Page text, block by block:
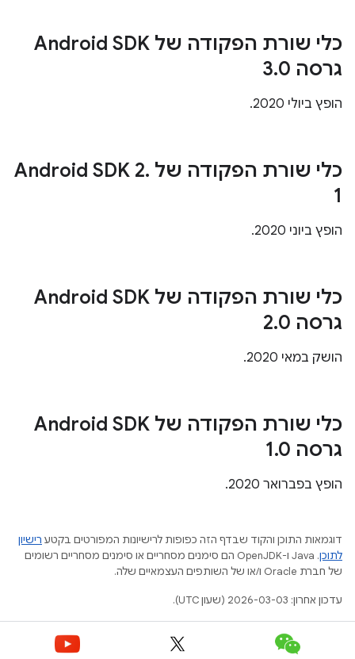
כלי שורת הפקודה של Android SDK
גרסה 3
.0
הופץ ביולי 2020.
כלי שורת הפקודה של Android SDK 2 .
1
הופץ ביוני 2020.
כלי שורת הפקודה של Android SDK
גרסה 2
.0
הושק במאי 2020.
כלי שורת הפקודה של Android SDK
גרסה 1
.0
הופץ בפברואר 2020.
דוגמאות התוכן והקוד שבדף הזה כפופות לרישיונות המפורטים בקטע רישיון
לתוכן
.‏ Java ו-OpenJDK הם סימנים מסחריים או סימנים מסחריים רשומים
של חברת Oracle ו/או של השותפים העצמאיים שלה.
עדכון אחרון: 2026-03-03 (שעון UTC).